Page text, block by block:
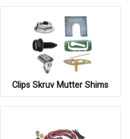
Clips Skruv Mutter Shims